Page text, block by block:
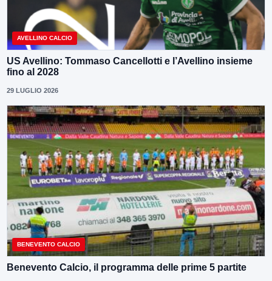
AVELLINO CALCIO
US Avellino: Tommaso Cancellotti e l’Avellino insieme
fino al 2028
29 LUGLIO 2026
BENEVENTO CALCIO
Benevento Calcio, il programma delle prime 5 partite